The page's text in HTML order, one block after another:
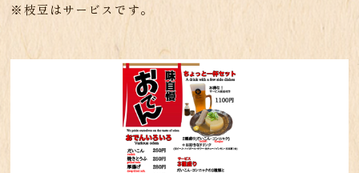
※枝豆はサービスです。